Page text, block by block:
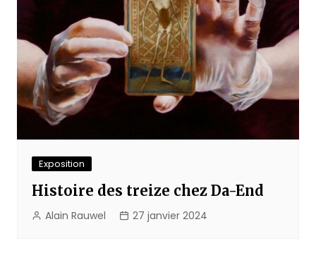
Exposition
Histoire des treize chez Da-End
Alain Rauwel 27 janvier 2024